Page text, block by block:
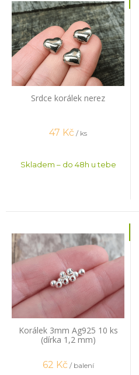
Srdce korálek nerez
47 Kč / ks
Skladem – do 48h u tebe
Korálek 3mm Ag925 10 ks
(dírka 1,2 mm)
62 Kč / balení